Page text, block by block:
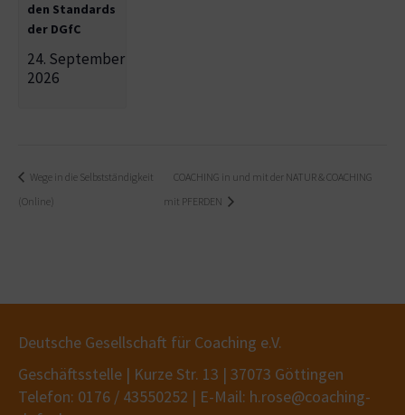
den Standards
der DGfC
24. September
2026
Wege in die Selbstständigkeit
(Online)
COACHING in und mit der NATUR & COACHING
mit PFERDEN
Deutsche Gesellschaft für Coaching e.V.
Geschäftsstelle | Kurze Str. 13 | 37073 Göttingen
Telefon: 0176 / 43550252 | E-Mail: h.rose@coaching-